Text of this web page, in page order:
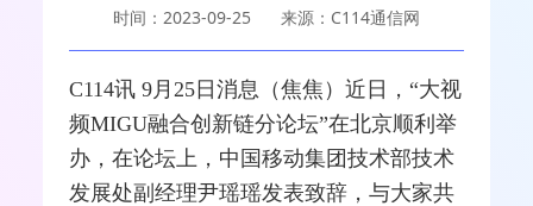
时间：2023-09-25 来源：C114通信网
C114讯 9月25日消息（焦焦）近日，“大视
频MIGU融合创新链分论坛”在北京顺利举
办，在论坛上， 中国移动集团技术部技术
发展处副经理尹瑶瑶发表致辞，与大家共